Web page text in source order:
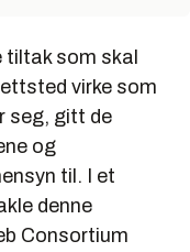
tiltak som skal
virke som
seg, gitt de
og
til. I et
denne
Consortium